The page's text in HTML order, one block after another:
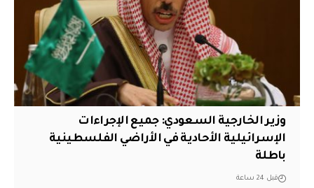
وزير الخارجية السعودي: جميع الإجراءات
الإسرائيلية الأحادية في الأراضي الفلسطينية
باطلة
قبل 24 ساعة